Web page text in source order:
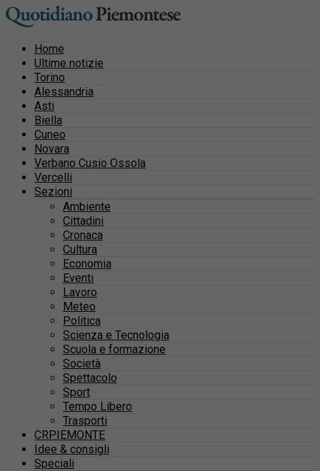
Home
Ultime notizie
Torino
Alessandria
Asti
Biella
Cuneo
Novara
Verbano Cusio Ossola
Vercelli
Sezioni
Ambiente
Cittadini
Cronaca
Cultura
Economia
Eventi
Lavoro
Meteo
Politica
Scienza e Tecnologia
Scuola e formazione
Società
Spettacolo
Sport
Tempo Libero
Trasporti
CRPIEMONTE
Idee & consigli
Speciali